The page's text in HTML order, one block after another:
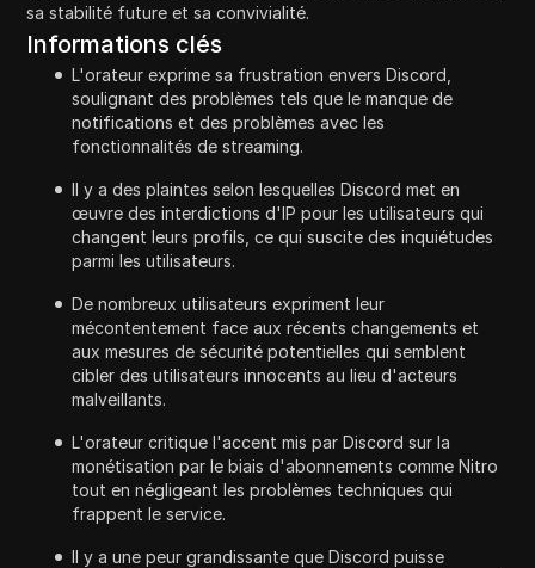
sa stabilité future et sa convivialité.
Informations clés
L'orateur exprime sa frustration envers Discord,
soulignant des problèmes tels que le manque de
notifications et des problèmes avec les
fonctionnalités de streaming.
Il y a des plaintes selon lesquelles Discord met en
œuvre des interdictions d'IP pour les utilisateurs qui
changent leurs profils, ce qui suscite des inquiétudes
parmi les utilisateurs.
De nombreux utilisateurs expriment leur
mécontentement face aux récents changements et
aux mesures de sécurité potentielles qui semblent
cibler des utilisateurs innocents au lieu d'acteurs
malveillants.
L'orateur critique l'accent mis par Discord sur la
monétisation par le biais d'abonnements comme Nitro
tout en négligeant les problèmes techniques qui
frappent le service.
Il y a une peur grandissante que Discord puisse